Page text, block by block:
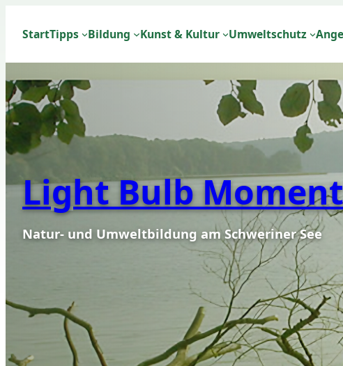
Inhalt
StartTipps Bildung Kunst & Kultur Umweltschutz
Light Bulb Moment
Natur- und Umweltbildung am Schweriner See